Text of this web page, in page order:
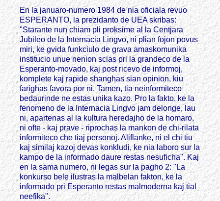
En la januaro-numero 1984 de nia oficiala revuo
ESPERANTO, la prezidanto de UEA skribas:
"Starante nun chiam pli proksime al la Centjara
Jubileo de la Internacia Lingvo, ni plian fojon povus
miri, ke gvida funkciulo de grava amaskomunika
institucio unue nenion scias pri la grandeco de la
Esperanto-movado, kaj post ricevo de informoj,
komplete kaj rapide shanghas sian opinion, kiu
farighas favora por ni. Tamen, tia neinformiteco
bedaurinde ne estas unika kazo. Pro la fakto, ke la
fenomeno de la Internacia Lingvo jam delonge, lau
ni, apartenas al la kultura heredajho de la homaro,
ni ofte - kaj prave - riprochas la mankon de chi-rilata
informiteco che tiaj personoj. Aliflanke, ni el chi tiu
kaj similaj kazoj devas konkludi, ke nia laboro sur la
kampo de la informado daure restas nesuficha". Kaj
en la sama numero, ni legas sur la pagho 2: "La
konkurso bele ilustras la malbelan fakton, ke la
informado pri Esperanto restas malmoderna kaj tial
neefika".